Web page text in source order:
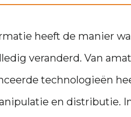
heeft de manier
veranderd. Van
technologieën
en distributie.